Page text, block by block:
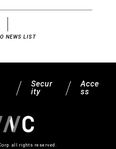
NEWS LIST
Secur
ity
Acce
ss
all rights reserved.